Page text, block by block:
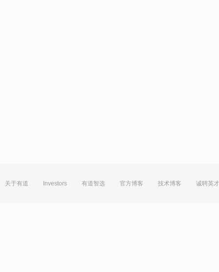
关于有道 Investors 有道智选 官方博客 技术博客 诚聘英才